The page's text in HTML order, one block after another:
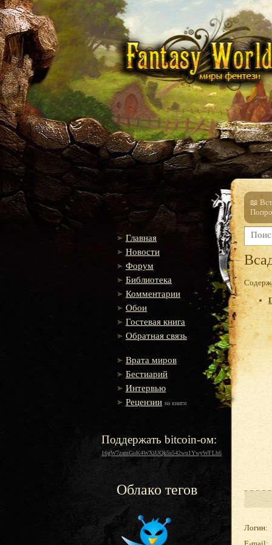
Главная
Новости
Форум
Библиотека
Комментарии
Обои
Гостевая книга
Обратная связь
Врата миров
Бестиарий
Интервью
Рецензии на книги
Поддержать bitcoin-ом:
16gW7zamGuK4WXiUQk5s542wu1YwyWFLh6
Облако тегов
📖
Логин: